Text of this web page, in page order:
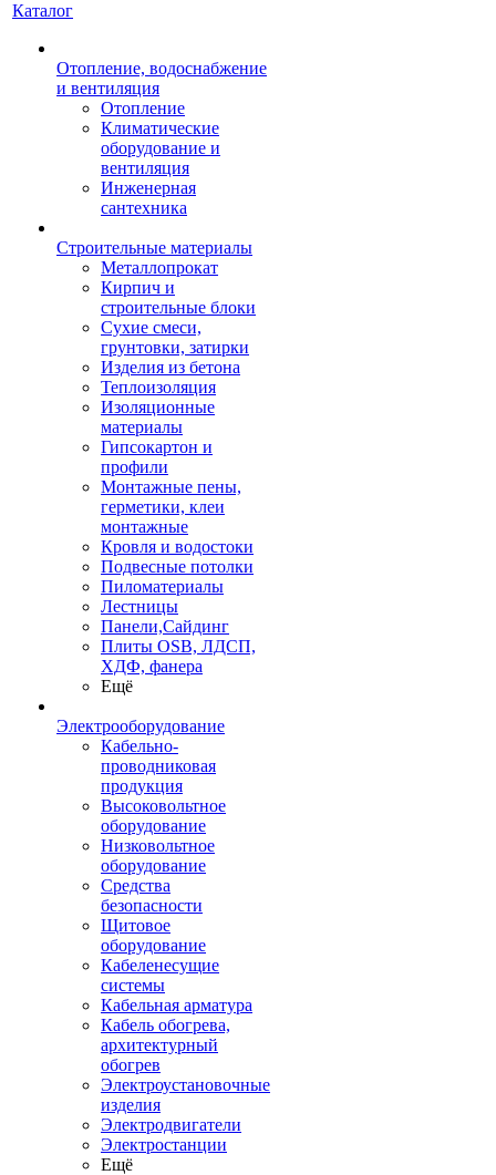
Каталог
Отопление, водоснабжение
и вентиляция
Отопление
Климатические
оборудование и
вентиляция
Инженерная
сантехника
Строительные материалы
Металлопрокат
Кирпич и
строительные блоки
Сухие смеси,
грунтовки, затирки
Изделия из бетона
Теплоизоляция
Изоляционные
материалы
Гипсокартон и
профили
Монтажные пены,
герметики, клеи
монтажные
Кровля и водостоки
Подвесные потолки
Пиломатериалы
Лестницы
Панели,Сайдинг
Плиты OSB, ЛДСП,
ХДФ, фанера
Ещё
Электрооборудование
Кабельно-
проводниковая
продукция
Высоковольтное
оборудование
Низковольтное
оборудование
Средства
безопасности
Щитовое
оборудование
Кабеленесущие
системы
Кабельная арматура
Кабель обогрева,
архитектурный
обогрев
Электроустановочные
изделия
Электродвигатели
Электростанции
Ещё